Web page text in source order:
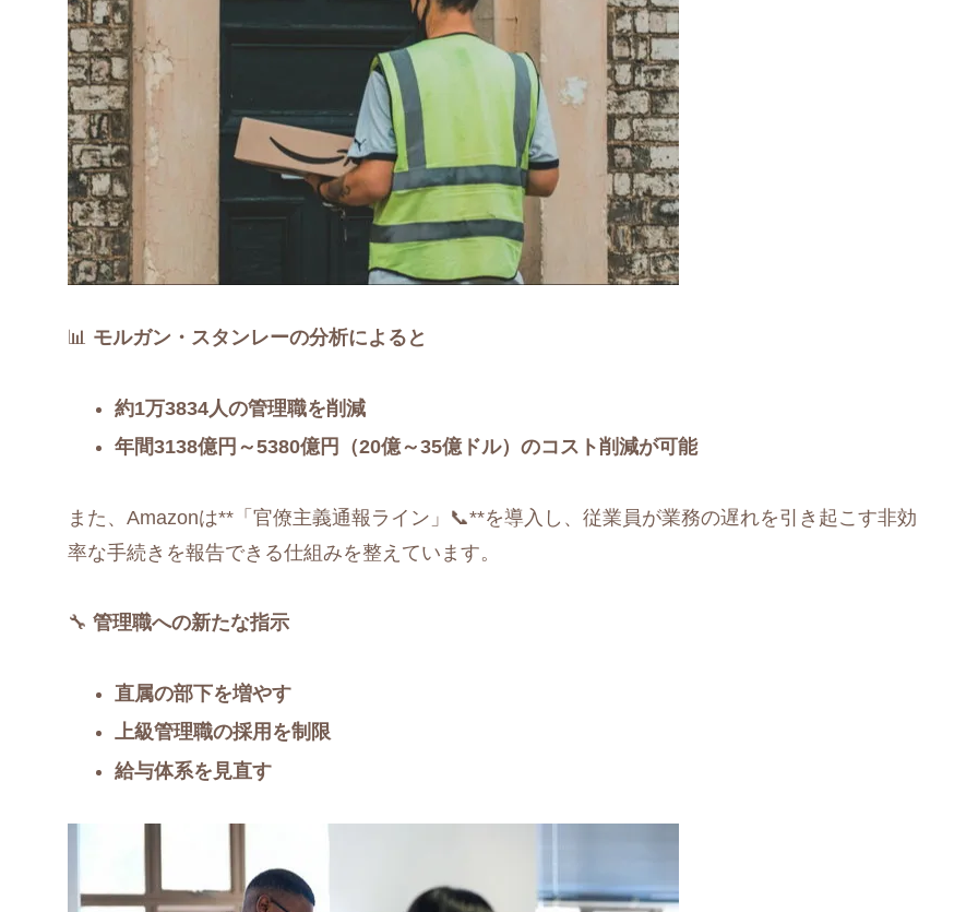
📊 モルガン・スタンレーの分析によると
約1万3834人の管理職を削減
年間3138億円～5380億円（20億～35億ドル）のコスト削減が可能
また、Amazonは**「官僚主義通報ライン」📞**を導入し、従業員が業務の遅れを引き起こす非効
率な手続きを報告できる仕組みを整えています。
🔧 管理職への新たな指示
直属の部下を増やす
上級管理職の採用を制限
給与体系を見直す